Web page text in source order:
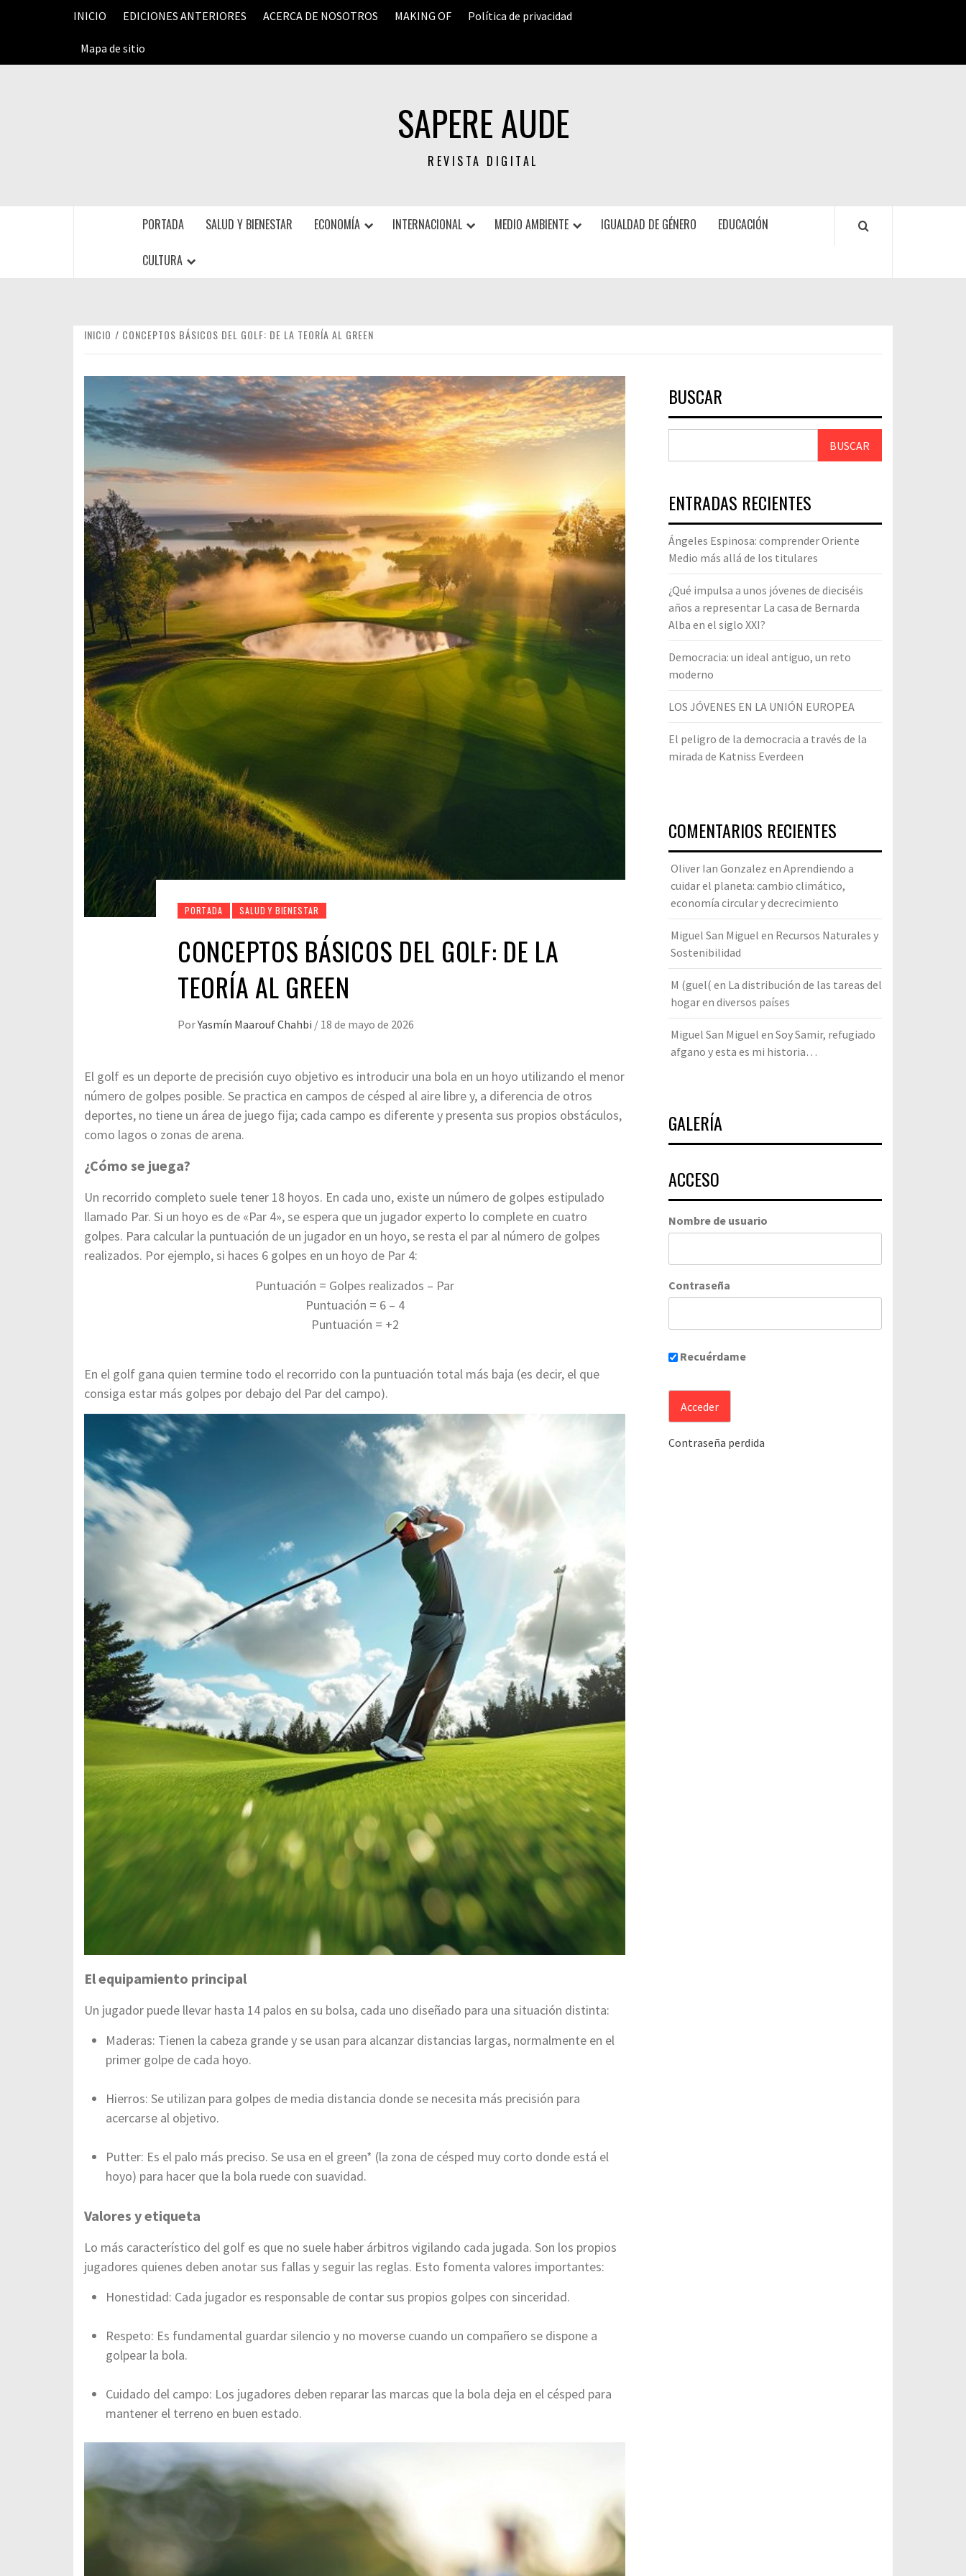
INICIO EDICIONES ANTERIORES ACERCA DE NOSOTROS MAKING OF Política de privacidad
Mapa de sitio
SAPERE AUDE
REVISTA DIGITAL
PORTADA SALUD Y BIENESTAR ECONOMÍA INTERNACIONAL MEDIO AMBIENTE IGUALDAD DE GÉNERO EDUCACIÓN
CULTURA
INICIO CONCEPTOS BÁSICOS DEL GOLF: DE LA TEORÍA AL GREEN
PORTADA SALUD Y BIENESTAR
CONCEPTOS BÁSICOS DEL GOLF: DE LA
TEORÍA AL GREEN
PorYasmín Maarouf Chahbi / 18 de mayo de 2026
El golf es un deporte de precisión cuyo objetivo es introducir una bola en un hoyo utilizando el menor
número de golpes posible. Se practica en campos de césped al aire libre y, a diferencia de otros
deportes, no tiene un área de juego fija; cada campo es diferente y presenta sus propios obstáculos,
como lagos o zonas de arena.
¿Cómo se juega?
Un recorrido completo suele tener 18 hoyos. En cada uno, existe un número de golpes estipulado
llamado Par. Si un hoyo es de «Par 4», se espera que un jugador experto lo complete en cuatro
golpes. Para calcular la puntuación de un jugador en un hoyo, se resta el par al número de golpes
realizados. Por ejemplo, si haces 6 golpes en un hoyo de Par 4:
Puntuación = Golpes realizados – Par
Puntuación = 6 – 4
Puntuación = +2
En el golf gana quien termine todo el recorrido con la puntuación total más baja (es decir, el que
consiga estar más golpes por debajo del Par del campo).
El equipamiento principal
Un jugador puede llevar hasta 14 palos en su bolsa, cada uno diseñado para una situación distinta:
Maderas: Tienen la cabeza grande y se usan para alcanzar distancias largas, normalmente en el
primer golpe de cada hoyo.
Hierros: Se utilizan para golpes de media distancia donde se necesita más precisión para
acercarse al objetivo.
Putter: Es el palo más preciso. Se usa en el green* (la zona de césped muy corto donde está el
hoyo) para hacer que la bola ruede con suavidad.
Valores y etiqueta
Lo más característico del golf es que no suele haber árbitros vigilando cada jugada. Son los propios
jugadores quienes deben anotar sus fallas y seguir las reglas. Esto fomenta valores importantes:
Honestidad: Cada jugador es responsable de contar sus propios golpes con sinceridad.
Respeto: Es fundamental guardar silencio y no moverse cuando un compañero se dispone a
golpear la bola.
Cuidado del campo: Los jugadores deben reparar las marcas que la bola deja en el césped para
mantener el terreno en buen estado.
BUSCAR
BUSCAR
ENTRADAS RECIENTES
Ángeles Espinosa: comprender Oriente
Medio más allá de los titulares
¿Qué impulsa a unos jóvenes de dieciséis
años a representar La casa de Bernarda
Alba en el siglo XXI?
Democracia: un ideal antiguo, un reto
moderno
LOS JÓVENES EN LA UNIÓN EUROPEA
El peligro de la democracia a través de la
mirada de Katniss Everdeen
COMENTARIOS RECIENTES
Oliver Ian Gonzalez en Aprendiendo a
cuidar el planeta: cambio climático,
economía circular y decrecimiento
Miguel San Miguel en Recursos Naturales y
Sostenibilidad
M (guel( en La distribución de las tareas del
hogar en diversos países
Miguel San Miguel en Soy Samir, refugiado
afgano y esta es mi historia…
GALERÍA
ACCESO
Nombre de usuario
Contraseña
Recuérdame
Contraseña perdida